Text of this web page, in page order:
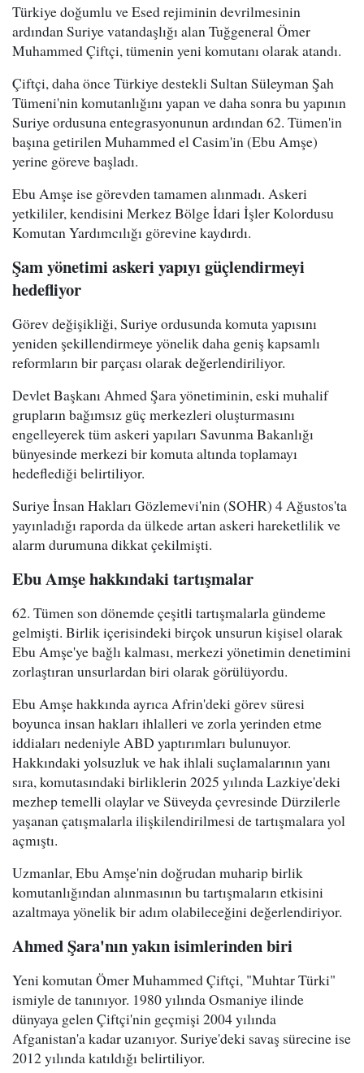
Türkiye doğumlu ve Esed rejiminin devrilmesinin
ardından Suriye vatandaşlığı alan Tuğgeneral Ömer
Muhammed Çiftçi, tümenin yeni komutanı olarak atandı.
Çiftçi, daha önce Türkiye destekli Sultan Süleyman Şah
Tümeni'nin komutanlığını yapan ve daha sonra bu yapının
Suriye ordusuna entegrasyonunun ardından 62. Tümen'in
başına getirilen Muhammed el Casim'in (Ebu Amşe)
yerine göreve başladı.
Ebu Amşe ise görevden tamamen alınmadı. Askeri
yetkililer, kendisini Merkez Bölge İdari İşler Kolordusu
Komutan Yardımcılığı görevine kaydırdı.
Şam yönetimi askeri yapıyı güçlendirmeyi
hedefliyor
Görev değişikliği, Suriye ordusunda komuta yapısını
yeniden şekillendirmeye yönelik daha geniş kapsamlı
reformların bir parçası olarak değerlendiriliyor.
Devlet Başkanı Ahmed Şara yönetiminin, eski muhalif
grupların bağımsız güç merkezleri oluşturmasını
engelleyerek tüm askeri yapıları Savunma Bakanlığı
bünyesinde merkezi bir komuta altında toplamayı
hedeflediği belirtiliyor.
Suriye İnsan Hakları Gözlemevi'nin (SOHR) 4 Ağustos'ta
yayınladığı raporda da ülkede artan askeri hareketlilik ve
alarm durumuna dikkat çekilmişti.
Ebu Amşe hakkındaki tartışmalar
62. Tümen son dönemde çeşitli tartışmalarla gündeme
gelmişti. Birlik içerisindeki birçok unsurun kişisel olarak
Ebu Amşe'ye bağlı kalması, merkezi yönetimin denetimini
zorlaştıran unsurlardan biri olarak görülüyordu.
Ebu Amşe hakkında ayrıca Afrin'deki görev süresi
boyunca insan hakları ihlalleri ve zorla yerinden etme
iddiaları nedeniyle ABD yaptırımları bulunuyor.
Hakkındaki yolsuzluk ve hak ihlali suçlamalarının yanı
sıra, komutasındaki birliklerin 2025 yılında Lazkiye'deki
mezhep temelli olaylar ve Süveyda çevresinde Dürzilerle
yaşanan çatışmalarla ilişkilendirilmesi de tartışmalara yol
açmıştı.
Uzmanlar, Ebu Amşe'nin doğrudan muharip birlik
komutanlığından alınmasının bu tartışmaların etkisini
azaltmaya yönelik bir adım olabileceğini değerlendiriyor.
Ahmed Şara'nın yakın isimlerinden biri
Yeni komutan Ömer Muhammed Çiftçi, "Muhtar Türki"
ismiyle de tanınıyor. 1980 yılında Osmaniye ilinde
dünyaya gelen Çiftçi'nin geçmişi 2004 yılında
Afganistan'a kadar uzanıyor. Suriye'deki savaş sürecine ise
2012 yılında katıldığı belirtiliyor.